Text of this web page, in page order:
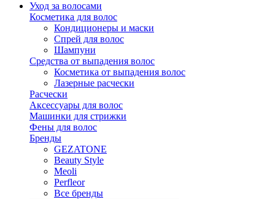
Уход за волосами
Косметика для волос
Кондиционеры и маски
Спрей для волос
Шампуни
Средства от выпадения волос
Косметика от выпадения волос
Лазерные расчески
Расчески
Аксессуары для волос
Машинки для стрижки
Фены для волос
Бренды
GEZATONE
Beauty Style
Meoli
Perfleor
Все бренды